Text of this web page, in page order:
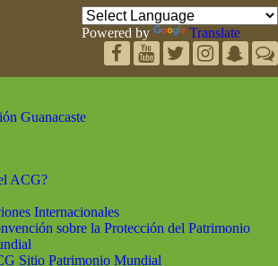
Powered by Translate
ACG?
Internacionales
sobre la Protección del Patrimonio
Sitio Patrimonio Mundial